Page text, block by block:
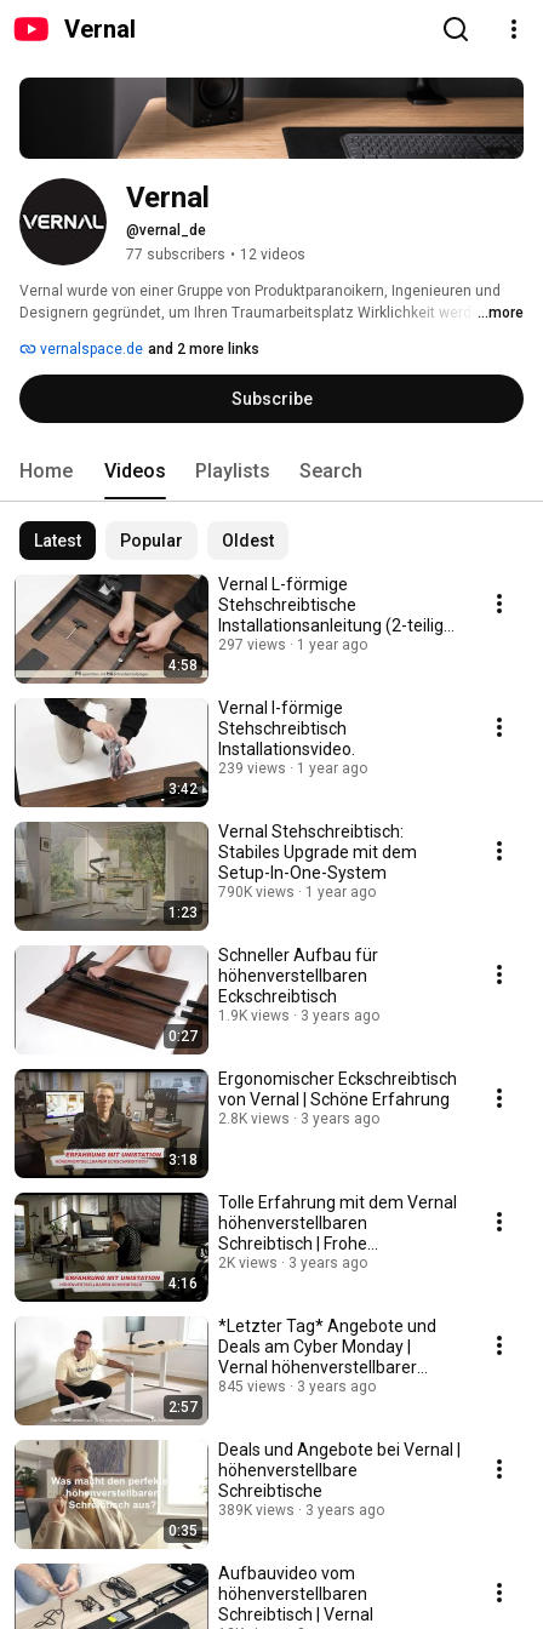
Vernal
Vernal
@vernal_de
77 subscribers • 12 videos
Vernal wurde von einer Gruppe von Produktparanoikern, Ingenieuren und
Designern gegründet, um Ihren Traumarbeitsplatz Wirklichkeit werden zu
...more
vernalspace.de and 2 more links
Subscribe
Home Videos Playlists Search
Latest Popular Oldest
4:58
Vernal L-förmige
Stehschreibtische
Installationsanleitung (2-teilige
Tischplatte)
297 views 1 year ago
3:42
Vernal I-förmige
Stehschreibtisch
Installationsvideo.
239 views 1 year ago
1:23
Vernal Stehschreibtisch:
Stabiles Upgrade mit dem
Setup-In-One-System
790K views 1 year ago
0:27
Schneller Aufbau für
höhenverstellbaren
Eckschreibtisch
1.9K views 3 years ago
3:18
Ergonomischer Eckschreibtisch
von Vernal | Schöne Erfahrung
2.8K views 3 years ago
4:16
Tolle Erfahrung mit dem Vernal
höhenverstellbaren
Schreibtisch | Frohe
Weihnachten!
2K views 3 years ago
2:57
*Letzter Tag* Angebote und
Deals am Cyber Monday |
Vernal höhenverstellbarer
Schreibtisch
845 views 3 years ago
0:35
Deals und Angebote bei Vernal |
höhenverstellbare
Schreibtische
389K views 3 years ago
Aufbauvideo vom
höhenverstellbaren
Schreibtisch | Vernal